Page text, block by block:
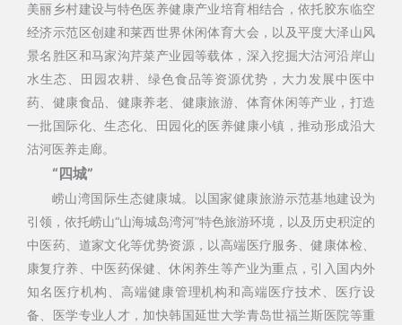
美丽乡村建设与特色医养健康产业培育相结合，依托胶东临空
经济示范区创建和莱西世界休闲体育大会，以及平度大泽山风
景名胜区和马家沟芹菜产业园等载体，深入挖掘大沽河沿岸山
水生态、田园农耕、绿色食品等资源优势，大力发展中医中
药、健康食品、健康养老、健康旅游、体育休闲等产业，打造
一批国际化、生态化、田园化的医养健康小镇，推动形成沿大
沽河医养走廊。
“四城”
崂山湾国际生态健康城。以国家健康旅游示范基地建设为
引领，依托崂山“山海城岛湾河”特色旅游环境，以及历史积淀的
中医药、道家文化等优势资源，以高端医疗服务、健康体检、
康复疗养、中医药保健、休闲养生等产业为重点，引入国内外
知名医疗机构、高端健康管理机构和高端医疗技术、医疗设
备、医学专业人才，加快韩国延世大学青岛世福兰斯医院等重